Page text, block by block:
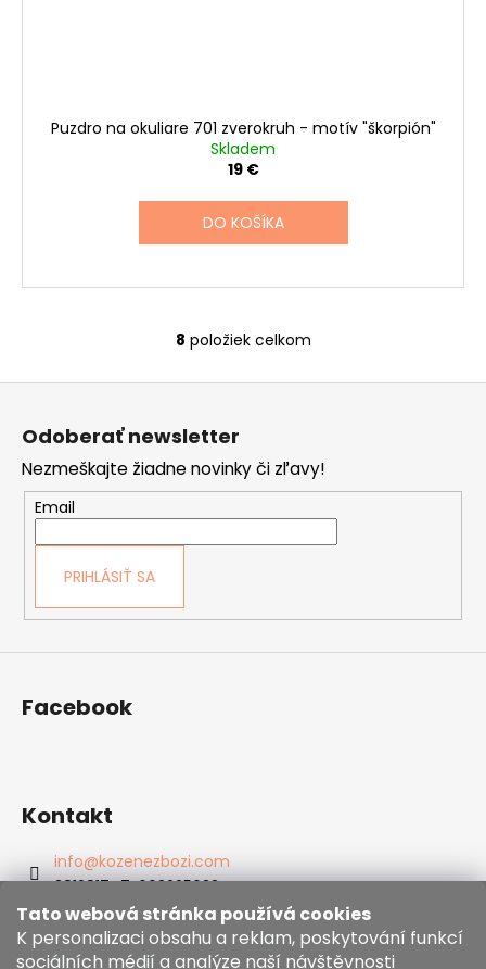
Tato webová stránka používá cookies
K personalizaci obsahu a reklam, poskytování funkcí
sociálních médií a analýze naší návštěvnosti
Puzdro na okuliare 701 zverokruh - motív "škorpión"
Skladem
19 €
DO KOŠÍKA
O
v
a
c
i
e
v
y
8 položiek celkom
Z
Odoberať newsletter
Nezmeškajte žiadne novinky či zľavy!
Email
PRIHLÁSIŤ SA
Facebook
Kontakt
info@kozenezbozi.com
381281747, 603225633
603225633
https://www.facebook.com/kozenezbozi/